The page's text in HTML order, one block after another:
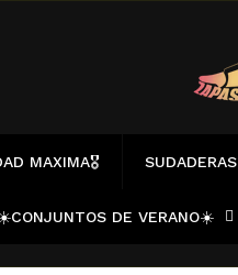
MAXIMA🎖️ SUDADERAS
DE VERANO☀️